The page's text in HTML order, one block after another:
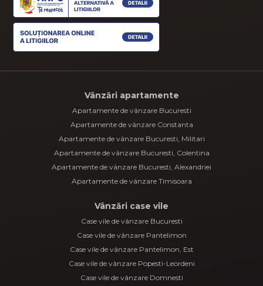
Vânzări apartamente
Apartamente de vânzare Bucuresti
Apartamente de vânzare Constanta
Apartamente de vânzare Bucuresti, Militari
Apartamente de vânzare Bucuresti, Colentina
Apartamente de vânzare Bucuresti, Alexandriei
Apartamente de vânzare Timisoara
Vânzări case vile
Case vile de vânzare Bucuresti
Case vile de vânzare Pantelimon
Case vile de vânzare Pantelimon, Est
Case vile de vânzare Popesti-Leordeni
Case vile de vânzare Domnesti